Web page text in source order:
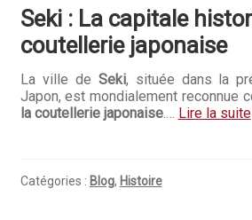
Seki : La capitale
coutellerie japonaise
La ville de Seki, située dans la
Japon, est mondialement reconnue
la coutellerie japonaise.… Lire la suite
Catégories : Blog, Histoire